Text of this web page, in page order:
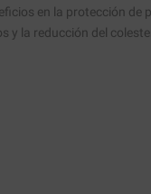
en la protección de
y la reducción del